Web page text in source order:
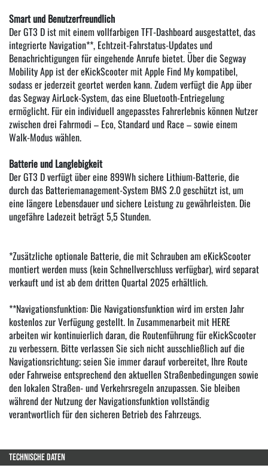
Smart und Benutzerfreundlich
Der GT3 D ist mit einem vollfarbigen TFT-Dashboard ausgestattet, das
integrierte Navigation**, Echtzeit-Fahrstatus-Updates und
Benachrichtigungen für eingehende Anrufe bietet. Über die Segway
Mobility App ist der eKickScooter mit Apple Find My kompatibel,
sodass er jederzeit geortet werden kann. Zudem verfügt die App über
das Segway AirLock-System, das eine Bluetooth-Entriegelung
ermöglicht. Für ein individuell angepasstes Fahrerlebnis können Nutzer
zwischen drei Fahrmodi – Eco, Standard und Race – sowie einem
Walk-Modus wählen.
Batterie und Langlebigkeit
Der GT3 D verfügt über eine 899Wh sichere Lithium-Batterie, die
durch das Batteriemanagement-System BMS 2.0 geschützt ist, um
eine längere Lebensdauer und sichere Leistung zu gewährleisten. Die
ungefähre Ladezeit beträgt 5,5 Stunden.
*Zusätzliche optionale Batterie, die mit Schrauben am eKickScooter
montiert werden muss (kein Schnellverschluss verfügbar), wird separat
verkauft und ist ab dem dritten Quartal 2025 erhältlich.
**Navigationsfunktion: Die Navigationsfunktion wird im ersten Jahr
kostenlos zur Verfügung gestellt. In Zusammenarbeit mit HERE
arbeiten wir kontinuierlich daran, die Routenführung für eKickScooter
zu verbessern. Bitte verlassen Sie sich nicht ausschließlich auf die
Navigationsrichtung; seien Sie immer darauf vorbereitet, Ihre Route
oder Fahrweise entsprechend den aktuellen Straßenbedingungen sowie
den lokalen Straßen- und Verkehrsregeln anzupassen. Sie bleiben
während der Nutzung der Navigationsfunktion vollständig
verantwortlich für den sicheren Betrieb des Fahrzeugs.
TECHNISCHE DATEN